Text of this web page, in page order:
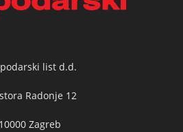
list d.d.
Radonje 12
10000 Zagreb